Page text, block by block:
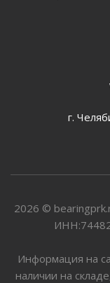
г.
2026 ©
Информация на
наличии на